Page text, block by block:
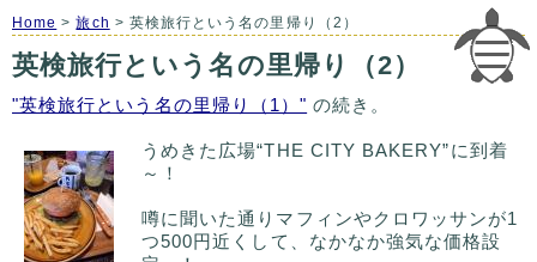
Home >旅ch > 英検旅行という名の里帰り（2）
英検旅行という名の里帰り（2）
"英検旅行という名の里帰り（1）" の続き。
うめきた広場“THE CITY BAKERY”に到着
～！
噂に聞いた通りマフィンやクロワッサンが1
つ500円近くして、なかなか強気な価格設